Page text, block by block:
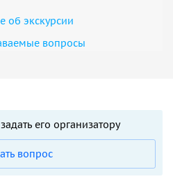
об экскурсии
вопросы
его организатору
вопрос